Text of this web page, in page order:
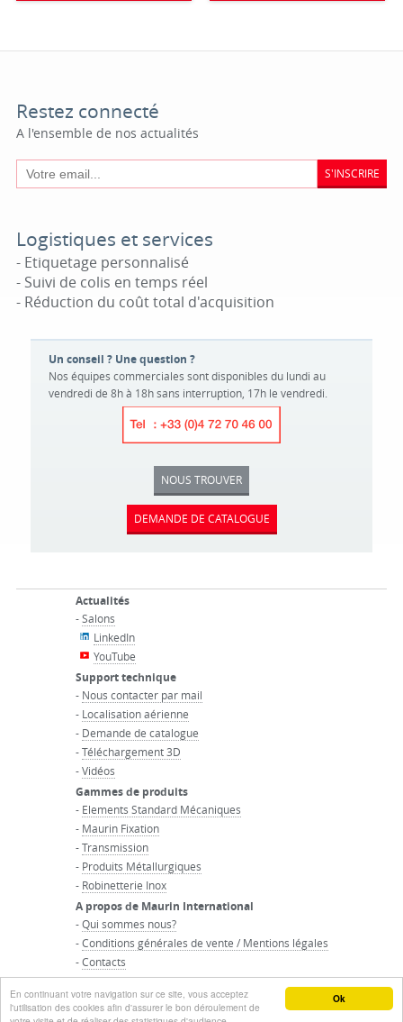
Ok
En continuant votre navigation sur ce site, vous acceptez
l'utilisation des cookies afin d'assurer le bon déroulement de
Restez connecté
A l'ensemble de nos actualités
S'INSCRIRE
Logistiques et services
- Etiquetage personnalisé
- Suivi de colis en temps réel
- Réduction du coût total d'acquisition
Un conseil ? Une question ?
Nos équipes commerciales sont disponibles du lundi au
vendredi de 8h à 18h sans interruption, 17h le vendredi.
NOUS TROUVER
DEMANDE DE CATALOGUE
Actualités
-Salons
LinkedIn
YouTube
Support technique
- Nous contacter par mail
- Localisation aérienne
- Demande de catalogue
-Téléchargement 3D
-Vidéos
Gammes de produits
- Elements Standard Mécaniques
- Maurin Fixation
-Transmission
- Produits Métallurgiques
- Robinetterie Inox
A propos de Maurin International
-Qui sommes nous?
-Conditions générales de vente / Mentions légales
-Contacts
-Accueil du groupe Maurin
© GROUPE MAURIN - Tous droits réservés